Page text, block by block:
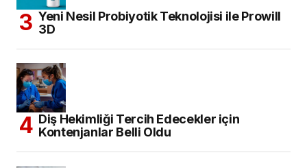
Yeni Nesil Probiyotik Teknolojisi ile Prowill
3D
Diş Hekimliği Tercih Edecekler için
Kontenjanlar Belli Oldu